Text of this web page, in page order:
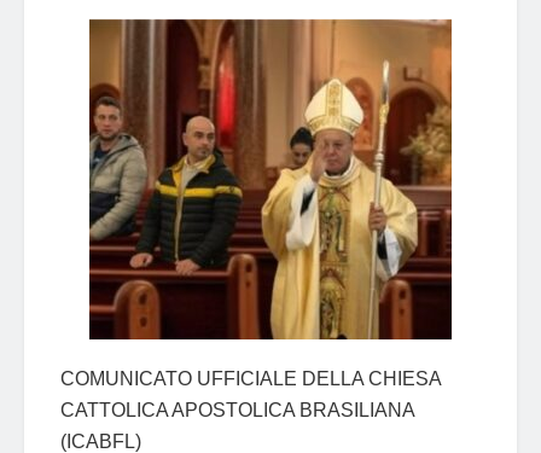
COMUNICATO UFFICIALE DELLA CHIESA
CATTOLICA APOSTOLICA BRASILIANA
(ICABFL)